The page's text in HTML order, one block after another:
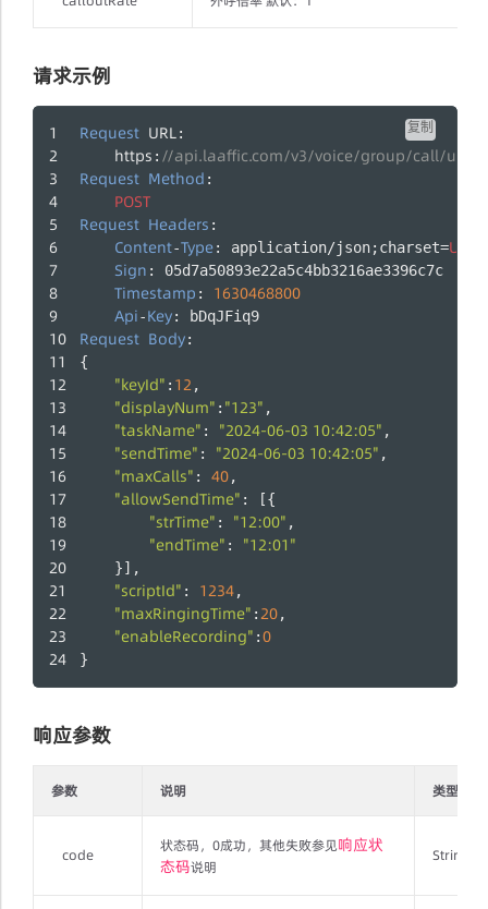
请求示例
复制
Request URL:
https : //api.laaffic.com/v3/voice/group/call/
Request Method :
POST
Request Headers :
Content-Type: application/json;charset=UTF
Sign : 05d7a50893e22a5c4bb3216ae3396c7c
Timestamp : 1630468800
Api-Key: bDqJFiq9
Request Body:
{
"keyId" : 12,
"displayNum" : "123" ,
"taskName" : "2024-06-03 10:42:05" ,
"sendTime" : "2024-06-03 10:42:05" ,
"maxCalls" : 40,
"allowSendTime" : [{
"strTime" : "12:00" ,
"endTime" : "12:01"
    }],
"scriptId" : 1234,
"maxRingingTime" :20,
"enableRecording" :0
}
响应参数
参数 说明 类型
code
状态码，0成功，其他失败参见响应状
态码说明
String